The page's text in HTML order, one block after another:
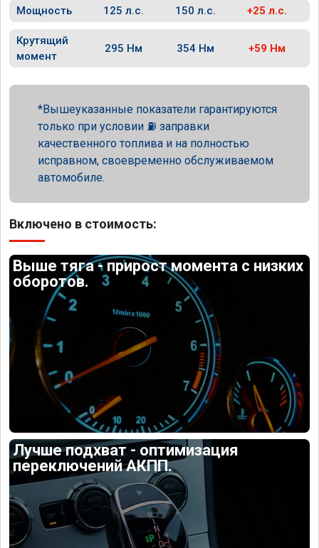
Мощность 125 л.с. 150 л.с. +25 л.с.
Крутящий
момент
295 Нм 354 Нм +59 Нм
Вышеуказанные показатели гарантируются
только при условии ⛽ заправки
качественного топлива и на полностью
исправном, своевременно обслуживаемом
автомобиле.
Включено в стоимость:
Выше тяга - прирост момента с низких
оборотов.
Лучше подхват - оптимизация
переключений АКПП.